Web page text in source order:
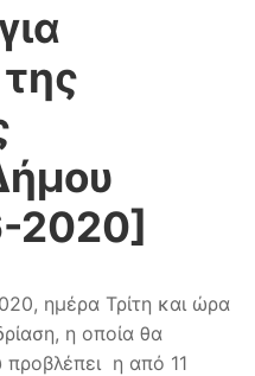
2020]
ημέρα Τρίτη και ώρα
η οποία θα
προβλέπει η από 11